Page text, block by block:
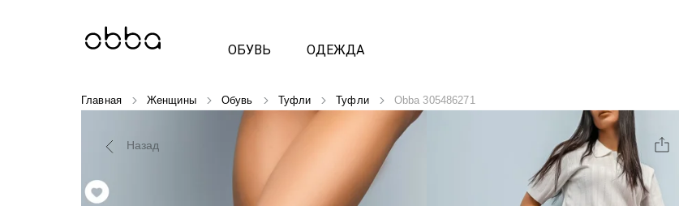
ОБУВЬ ОДЕЖДА
Главная Женщины Обувь Туфли Туфли Obba 305486271
Назад